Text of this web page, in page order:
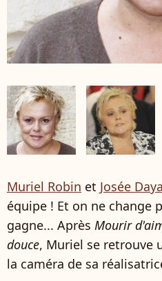
Muriel Robin et Josée
équipe ! Et on ne change
gagne... Après Mourir
douce, Muriel se retrouve
la caméra de sa